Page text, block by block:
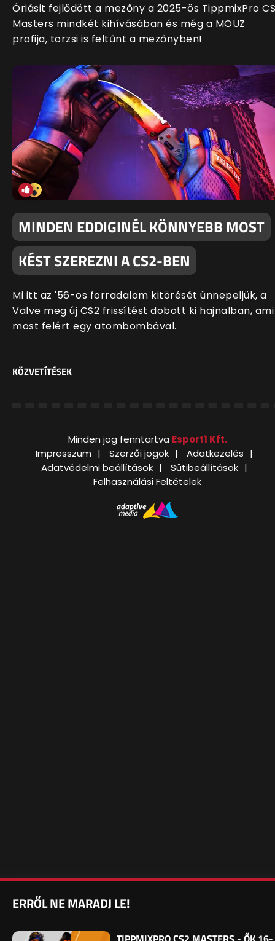
Óriásit fejlődött a mezőny a 2025-ös TippmixPro
Masters mindkét kihívásában és még a MOUZ
profija, torzsi is feltűnt a mezőnyben!
MINDEN EDDIGINÉL KÖNNYEBB MOST
KÉST SZEREZNI A CS2-BEN
Mi itt az '56-os forradalom kitörését ünnepeljük, a
Valve meg új CS2 frissítést dobott ki hajnalban, ami
most felért egy atombombával.
KÖZVETÍTÉSEK
Minden jog fenntartva Esport1 Kft.
Impresszum
Szerzői jogok
Adatkezelés
Adatvédelmi beállítások
Sütibeállítások
Felhasználási Feltételek
ERRŐL NE MARADJ LE!